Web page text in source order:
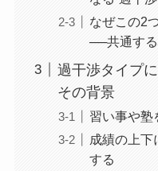
なぜこの2
──共通す
過干渉タイプ
その背景
習い事や塾
成績の上
する